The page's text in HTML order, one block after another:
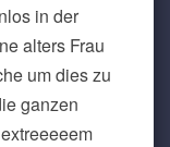
in der
alters Frau
um dies zu
ganzen